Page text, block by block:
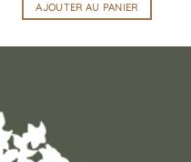
AJOUTER AU PANIER